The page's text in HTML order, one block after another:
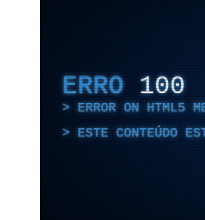
ERRO 100
ERROR ON HTML5
ESTE CONTEÚDO